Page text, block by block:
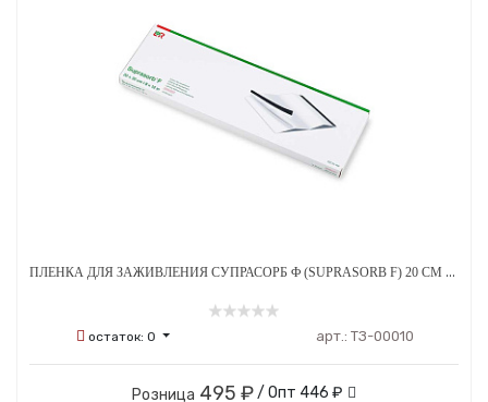
ПЛЕНКА ДЛЯ ЗАЖИВЛЕНИЯ СУПРАСОРБ Ф (SUPRASORB F) 20 СМ Х 30 СМ - 1 ШТ
остаток: 0 арт.: ТЗ-00010
Розница 495 ₽/ Опт 446 ₽